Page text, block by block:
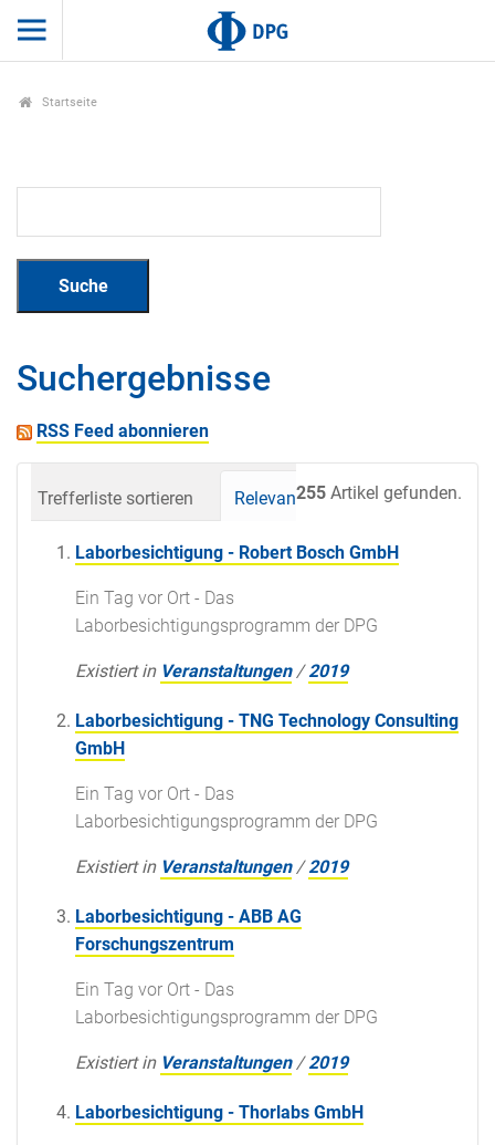
Startseite
Suchergebnisse
RSS Feed abonnieren
255 Artikel gefunden.
Trefferliste sortieren Relevanz Datum
Laborbesichtigung - Robert Bosch GmbH
Ein Tag vor Ort - Das
Laborbesichtigungsprogramm der DPG
Existiert in Veranstaltungen /2019
Laborbesichtigung - TNG Technology Consulting
GmbH
Ein Tag vor Ort - Das
Laborbesichtigungsprogramm der DPG
Existiert in Veranstaltungen /2019
Laborbesichtigung - ABB AG
Forschungszentrum
Ein Tag vor Ort - Das
Laborbesichtigungsprogramm der DPG
Existiert in Veranstaltungen /2019
Laborbesichtigung - Thorlabs GmbH